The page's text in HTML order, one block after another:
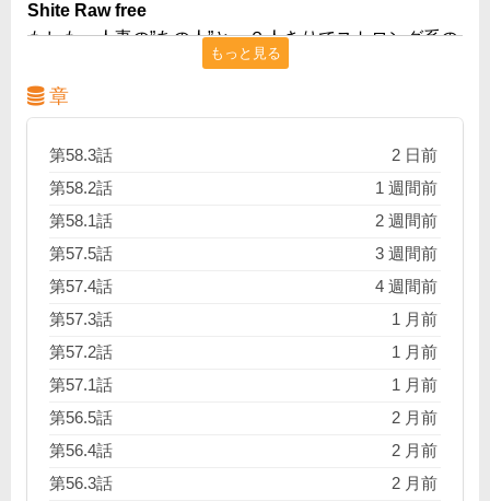
Shite Raw free
もしも、人妻の”あの人”と、２人きりでストロング系の
缶チューハイを心ゆくまで飲む機会が訪れたら……
電書累計500万DL超！デジ同人界の変態原作者”チンジ
ャオ娘”が贈る、「人妻×ストロング系缶チューハイ」が
織りなす、背徳のオムニバス！
もっと見る
章
第58.3話
2 日前
第58.2話
1 週間前
第58.1話
2 週間前
第57.5話
3 週間前
第57.4話
4 週間前
第57.3話
1 月前
第57.2話
1 月前
第57.1話
1 月前
第56.5話
2 月前
第56.4話
2 月前
第56.3話
2 月前